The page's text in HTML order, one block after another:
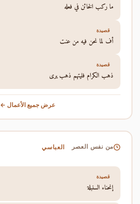
ما ركب الخائن في فعله
قصيدة
أف لما نحن فيه من عنت
قصيدة
ذهب الكرام فليتهم ذهب يرى
عرض جميع الأعمال ←
من نفس العصر العباسي
قصيدة
إنحناء السنبلة